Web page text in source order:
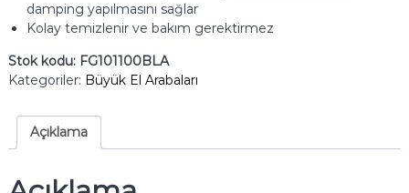
damping yapılmasını sağlar
Kolay temizlenir ve bakım gerektirmez
Stok kodu: FG101100BLA
Kategoriler: Büyük El Arabaları
Açıklama